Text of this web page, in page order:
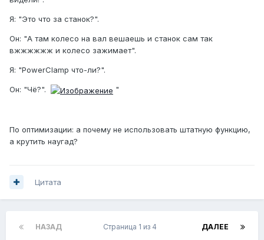
Я: "Это что за станок?".
Он: "А там колесо на вал вешаешь и станок сам так
вжжжжжж и колесо зажимает".
Я: "PowerClamp что-ли?".
Он: "Чё?". "
По оптимизации: а почему не использовать штатную функцию,
а крутить наугад?
Цитата
НАЗАД ДАЛЕЕ
Страница 1 из 4